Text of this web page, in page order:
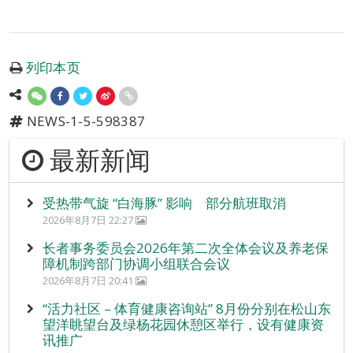
列印本页
NEWS-1-5-598387
最新新闻
受热带气旋 “白海豚” 影响 部分航班取消
2026年8月7日 22:27
长者事务委员会2026年第二次全体会议及养老保
障机制跨部门协调小组联合会议
2026年8月7日 20:41
“活力社区 – 体育健康咨询站” 8月份分别在松山东
望洋眺望台及绿杨花园休憩区举行，设有健康资
讯推广